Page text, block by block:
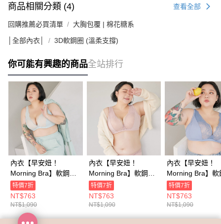
商品相關分類 (4) 查看全部
回購推薦必買清單 大胸包覆 | 棉花糖系
│全部內衣│ 3D軟鋼圈 (溫柔支撐)
你可能有興趣的商品全站排行
內衣【早安妞！
Morning Bra】軟鋼圈
深Ｖ蕾絲日間美胸內衣
(彈珠汽水)
特價7折
NT$763
NT$1,090
內衣【早安妞！
Morning Bra】軟鋼圈
深Ｖ蕾絲日間美胸內衣
(小豬粉)
特價7折
NT$763
NT$1,090
內衣【早安妞！
Morning Bra】軟
深Ｖ蕾絲日間美
(小飛象藍)
特價7折
NT$763
NT$1,090